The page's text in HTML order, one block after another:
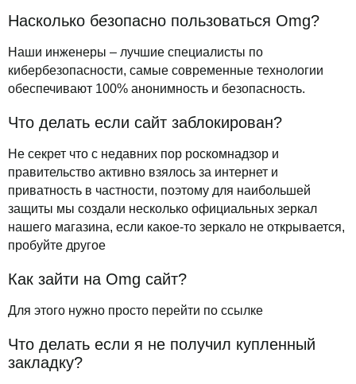
Насколько безопасно пользоваться Omg?
Наши инженеры – лучшие специалисты по
кибербезопасности, самые современные технологии
обеспечивают 100% анонимность и безопасность.
Что делать если сайт заблокирован?
Не секрет что с недавних пор роскомнадзор и
правительство активно взялось за интернет и
приватность в частности, поэтому для наибольшей
защиты мы создали несколько официальных зеркал
нашего магазина, если какое-то зеркало не открывается,
пробуйте другое
Как зайти на Omg сайт?
Для этого нужно просто перейти по ссылке
Что делать если я не получил купленный
закладку?